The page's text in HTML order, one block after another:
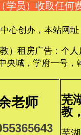
学员）收取任何
心创办，本站网址
）租房广告：个
央城，学府一号
老师
芜
教